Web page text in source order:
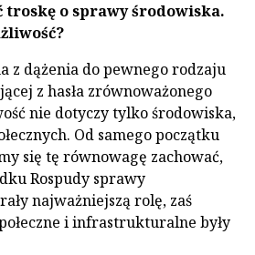
troskę o sprawy środowiska.
z dążenia do pewnego rodzaju
z hasła zrównoważonego
nie dotyczy tylko środowiska,
Od samego początku
się tę równowagę zachować,
Rospudy sprawy
najważniejszą rolę, zaś
i infrastrukturalne były